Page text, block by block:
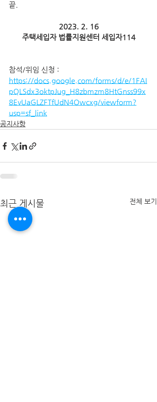
끝.
2023. 2. 16
주택세입자 법률지원센터 세입자114
참석/위임 신청 :
https://docs.google.com/forms/d/e/1FAI
pQLSdx3oktpJug_H8zbmzm8HtGnss99x
8EvUaGLZFTfUdN4Owcxg/viewform?
usp=sf_link
공지사항
최근 게시물 전체 보기